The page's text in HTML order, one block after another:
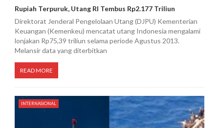
Rupiah Terpuruk, Utang RI Tembus Rp2.177 Triliun
Direktorat Jenderal Pengelolaan Utang (DJPU) Kementerian
Keuangan (Kemenkeu) mencatat utang Indonesia mengalami
lonjakan Rp75,39 triliun selama periode Agustus 2013.
Melansir data yang diterbitkan
READ MORE
INTERNASIONAL